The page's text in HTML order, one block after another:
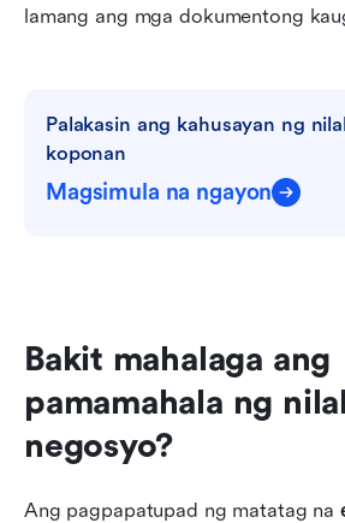
lamang ang mga dokumentong
Palakasin ang kahusayan ng
koponan
Magsimula na ngayon
Bakit mahalaga ang
pamamahala ng
negosyo?
Ang pagpapatupad ng matatag na